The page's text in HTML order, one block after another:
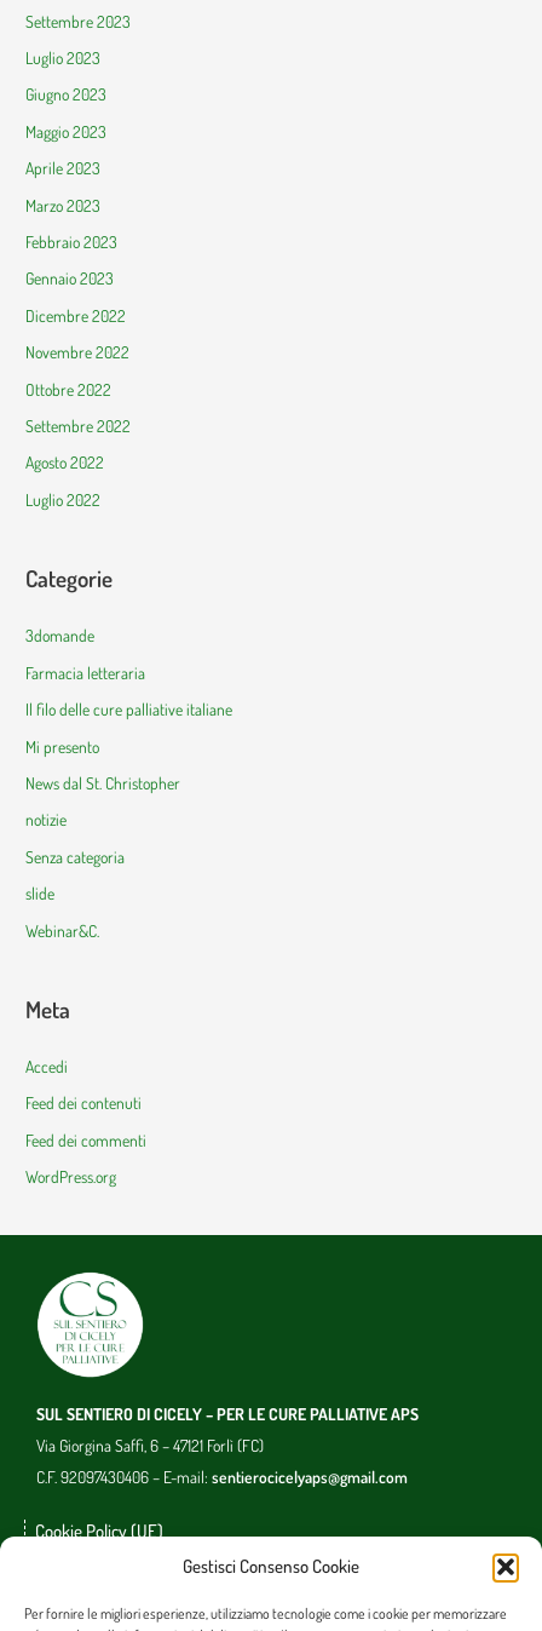
Gestisci Consenso Cookie
Per fornire le migliori esperienze, utilizziamo tecnologie come i cookie per memorizzare
Settembre 2023
Luglio 2023
Giugno 2023
Maggio 2023
Aprile 2023
Marzo 2023
Febbraio 2023
Gennaio 2023
Dicembre 2022
Novembre 2022
Ottobre 2022
Settembre 2022
Agosto 2022
Luglio 2022
Categorie
3domande
Farmacia letteraria
Il filo delle cure palliative italiane
Mi presento
News dal St. Christopher
notizie
Senza categoria
slide
Webinar&C.
Meta
Accedi
Feed dei contenuti
Feed dei commenti
WordPress.org
SUL SENTIERO DI CICELY – PER LE CURE PALLIATIVE APS
Via Giorgina Saffi, 6 – 47121 Forlì (FC)
C.F. 92097430406 – E-mail: sentierocicelyaps@gmail.com
Cookie Policy (UE)